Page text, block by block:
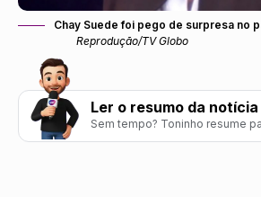
Chay Suede foi pego de surpresa no
Reprodução/TV Globo
Ler o resumo da notícia
Sem tempo? Toninho resume